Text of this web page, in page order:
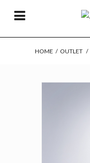
HOME / OUTLET /